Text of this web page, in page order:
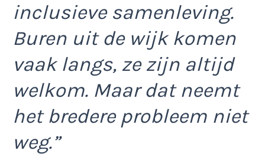
inclusieve samenleving.
Buren uit de wijk komen
vaak langs, ze zijn altijd
welkom. Maar dat neemt
het bredere probleem niet
weg.”